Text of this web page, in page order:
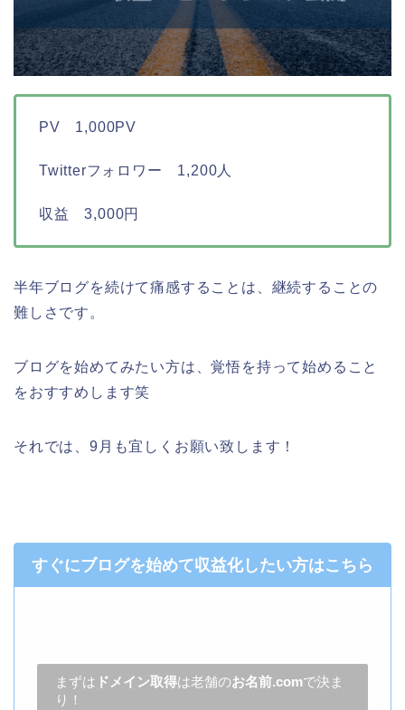
PV 1,000PV
Twitterフォロワー 1,200人
収益 3,000円
半年ブログを続けて痛感することは、継続することの
難しさです。
ブログを始めてみたい方は、覚悟を持って始めること
をおすすめします笑
それでは、9月も宜しくお願い致します！
すぐにブログを始めて収益化したい方はこちら
まずは ドメイン取得は老舗のお名前.comで決ま
り！